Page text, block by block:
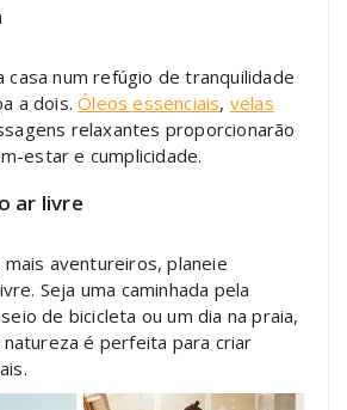
casa num refúgio de tranquilidade
a dois.Óleos essenciais, velas
relaxantes proporcionarão
estar e cumplicidade.
ar livre
aventureiros, planeie
Seja uma caminhada pela
de bicicleta ou um dia na praia,
natureza é perfeita para criar